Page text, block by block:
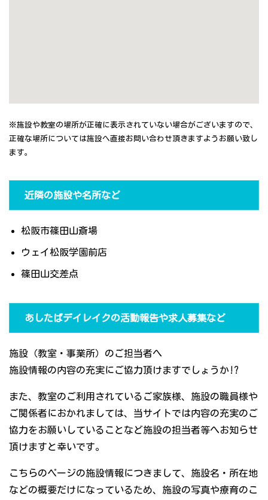
※施設や教室の場所が正確に表示されていない場合がございますので、
正確な場所については施設へ直接お問い合わせ頂きますようお願い致し
ます。
近隣の施設や名所など
松阪市篠田山斎場
ウェイ松阪学園前店
篠田山交差点
あしたばデイレイクの活動報告や求人募集など
施設（教室・事業所）のご担当者へ
施設情報の内容の充実にご協力頂けますでしょうか!?
また、教室のご利用されているご家族様、施設の職員様や
ご関係者におかれましては、当サイトでは内容の充実のご
協力をお願いしていることなど施設の担当者等へお知らせ
頂けますと幸いです。
こちらのページの施設情報につきまして、施設名・所在地
などの概要だけになっているため、施設の写真や療育のこ